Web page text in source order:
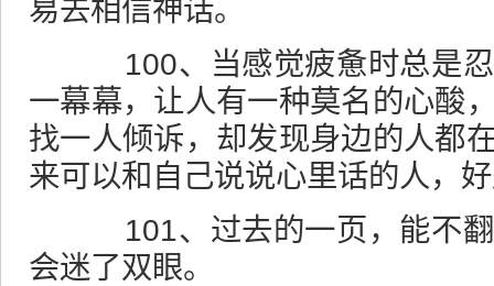
易去相信神话。
100、当感觉疲惫时总是忍
一幕幕，让人有一种莫名的心酸
找一人倾诉，却发现身边的人都
来可以和自己说说心里话的人
101、过去的一页，能不翻
会迷了双眼。